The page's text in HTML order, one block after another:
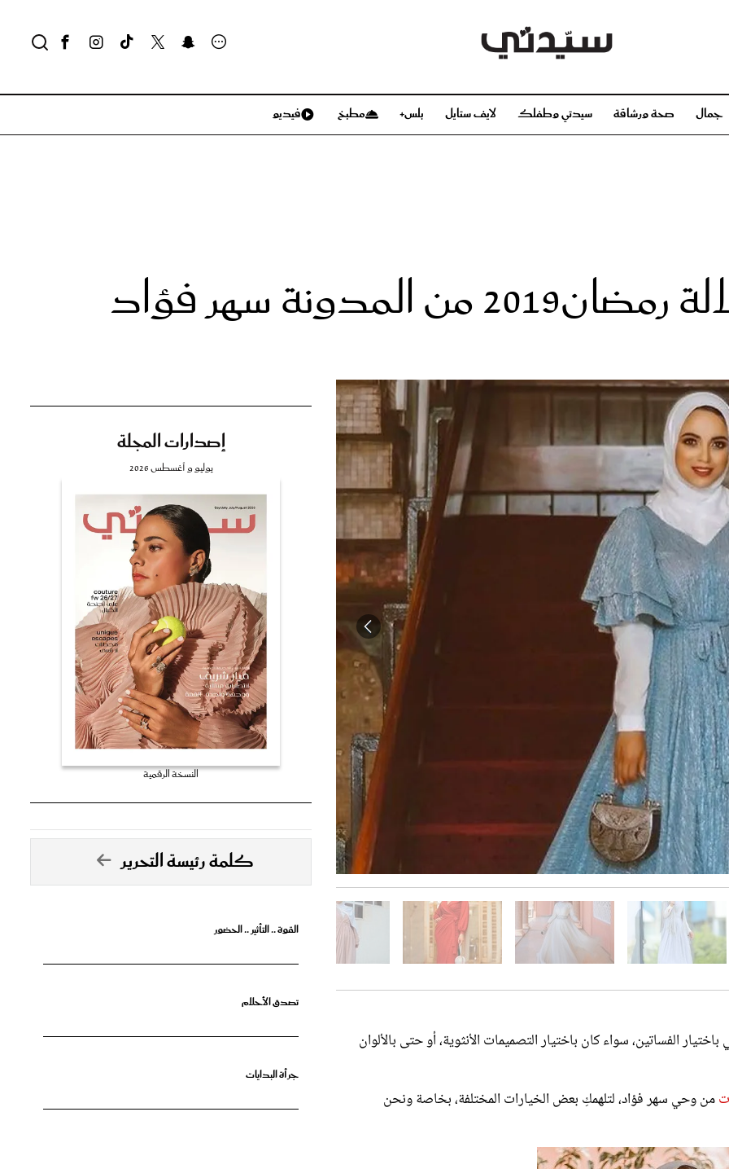
جمال صحة ورشاقة سيدتي وطفلك لايف ستايل بلس+ مطبخ فيديو
سهر فؤاد
الفساتين، سواء كان باختيار التصميمات الأنثوية، أو حتى بالألوان
من وحي سهر فؤاد، لتلهمكِ بعض الخيارات المختلفة، بخاصة ونحن
إصدارات المجلة
يوليو و أغسطس 2026
النسخة الرقمية
كلمة رئيسة التحرير
القوة .. التأثير .. الحضور
تصدق الأحلام
جرأة البدايات
سيدتي
مجلة سيدتي
مناسبات X سيدتي
تطبيقات سيدتي
مجلة سيدتي
غلاف رفمي